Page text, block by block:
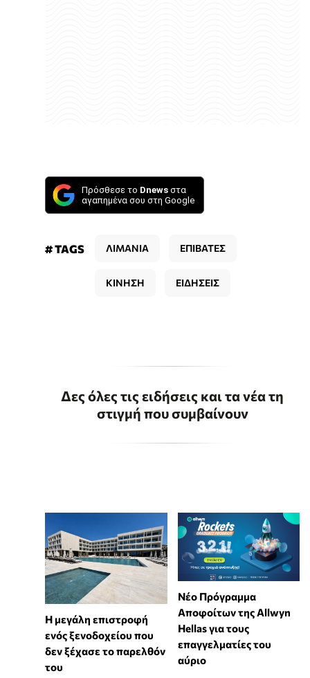
Πρόσθεσε το Dnews στα
αγαπημένα σου στη Google
# TAGS ΛΙΜΑΝΙΑ ΕΠΙΒΑΤΕΣ
ΚΙΝΗΣΗ ΕΙΔΗΣΕΙΣ
Δες όλες τις ειδήσεις και τα νέα τη
στιγμή που συμβαίνουν
Η μεγάλη επιστροφή
ενός ξενοδοχείου που
δεν ξέχασε το παρελθόν
του
Νέο Πρόγραμμα
Αποφοίτων της Allwyn
Hellas για τους
επαγγελματίες του
αύριο